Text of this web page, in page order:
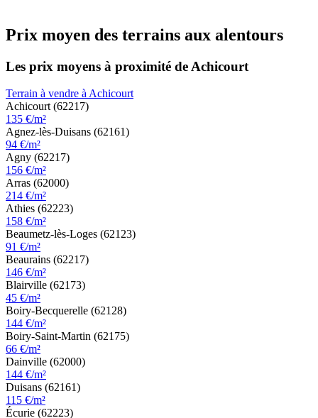
Prix moyen des terrains aux alentours
Les prix moyens à proximité de Achicourt
Terrain à vendre à Achicourt
Achicourt (62217)
135 €/m²
Agnez-lès-Duisans (62161)
94 €/m²
Agny (62217)
156 €/m²
Arras (62000)
214 €/m²
Athies (62223)
158 €/m²
Beaumetz-lès-Loges (62123)
91 €/m²
Beaurains (62217)
146 €/m²
Blairville (62173)
45 €/m²
Boiry-Becquerelle (62128)
144 €/m²
Boiry-Saint-Martin (62175)
66 €/m²
Dainville (62000)
144 €/m²
Duisans (62161)
115 €/m²
Écurie (62223)